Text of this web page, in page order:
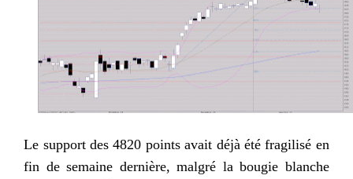
Le support des 4820 points avait déjà été fragilisé en
fin de semaine dernière, malgré la bougie blanche